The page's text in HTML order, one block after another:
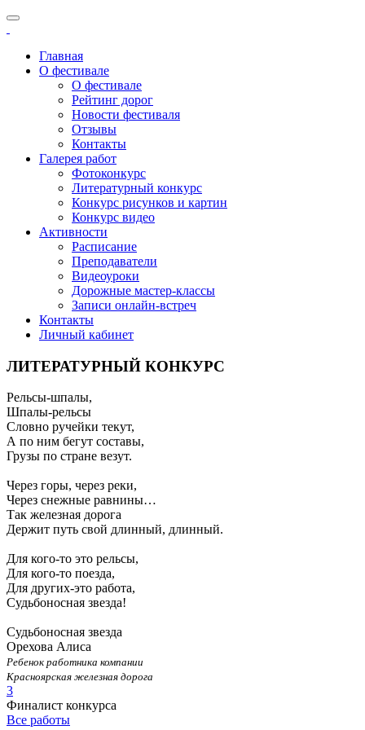
Главная
О фестивале
О фестивале
Рейтинг дорог
Новости фестиваля
Отзывы
Контакты
Галерея работ
Фотоконкурс
Литературный конкурс
Конкурс рисунков и картин
Конкурс видео
Активности
Расписание
Преподаватели
Видеоуроки
Дорожные мастер-классы
Записи онлайн-встреч
Контакты
Личный кабинет
ЛИТЕРАТУРНЫЙ КОНКУРС
Рельсы-шпалы,
Шпалы-рельсы
Словно ручейки текут,
А по ним бегут составы,
Грузы по стране везут.
Через горы, через реки,
Через снежные равнины…
Так железная дорога
Держит путь свой длинный, длинный.
Для кого-то это рельсы,
Для кого-то поезда,
Для других-это работа,
Судьбоносная звезда!
Судьбоносная звезда
Орехова Алиса
Ребенок работника компании
Красноярская железная дорога
3
Финалист конкурса
Все работы